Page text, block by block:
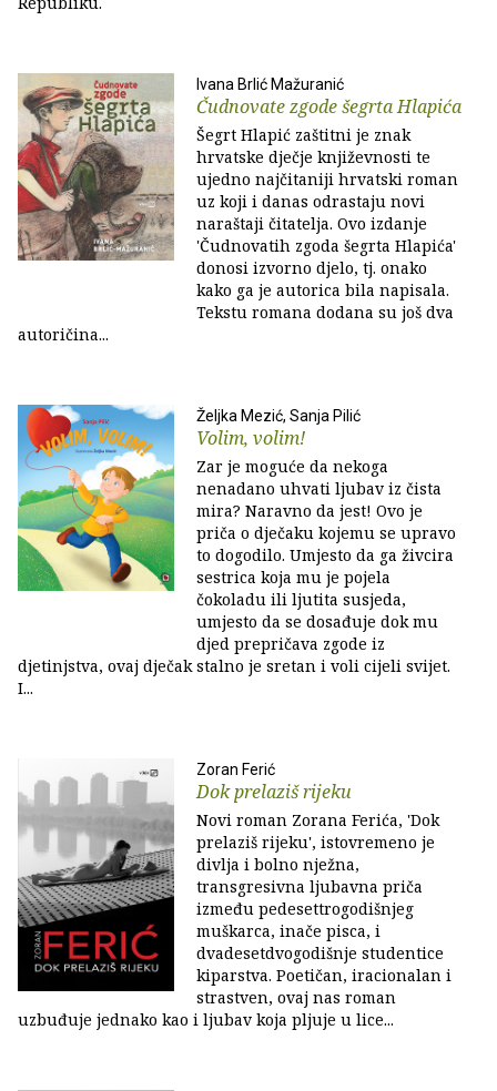
Ivana Brlić Mažuranić
Čudnovate zgode šegrta Hlapića
Šegrt Hlapić zaštitni je znak
hrvatske dječje književnosti te
ujedno najčitaniji hrvatski roman
uz koji i danas odrastaju novi
naraštaji čitatelja. Ovo izdanje
'Čudnovatih zgoda šegrta Hlapića'
donosi izvorno djelo, tj. onako
kako ga je autorica bila napisala.
Tekstu romana dodana su još dva
autoričina...
Željka Mezić, Sanja Pilić
Volim, volim!
Zar je moguće da nekoga
nenadano uhvati ljubav iz čista
mira? Naravno da jest! Ovo je
priča o dječaku kojemu se upravo
to dogodilo. Umjesto da ga živcira
sestrica koja mu je pojela
čokoladu ili ljutita susjeda,
umjesto da se dosađuje dok mu
djed prepričava zgode iz
djetinjstva, ovaj dječak stalno je sretan i voli cijeli svijet.
I...
Zoran Ferić
Dok prelaziš rijeku
Novi roman Zorana Ferića, 'Dok
prelaziš rijeku', istovremeno je
divlja i bolno nježna,
transgresivna ljubavna priča
između pedesettrogodišnjeg
muškarca, inače pisca, i
dvadesetdvogodišnje studentice
kiparstva. Poetičan, iracionalan i
strastven, ovaj nas roman
uzbuđuje jednako kao i ljubav koja pljuje u lice...